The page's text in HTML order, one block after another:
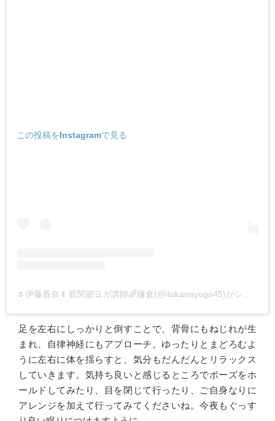
この投稿をInstagramで見る
🌷伊藤香奈🌷股関節ヨガ講師🌈鎌倉(@itokanayoga45)がシェアした投稿
足を左右にしっかりと倒すことで、背骨にもねじれが生
まれ、自律神経にもアプローチ。ゆったりとまどろむよ
うに左右に体を揺らすと、気分もだんだんとリラックス
していきます。気持ち良いと感じるところでポーズをホ
ールドしてみたり、目を閉じて行ったり、ご自身なりに
アレンジを加えて行ってみてくださいね。今夜もぐっす